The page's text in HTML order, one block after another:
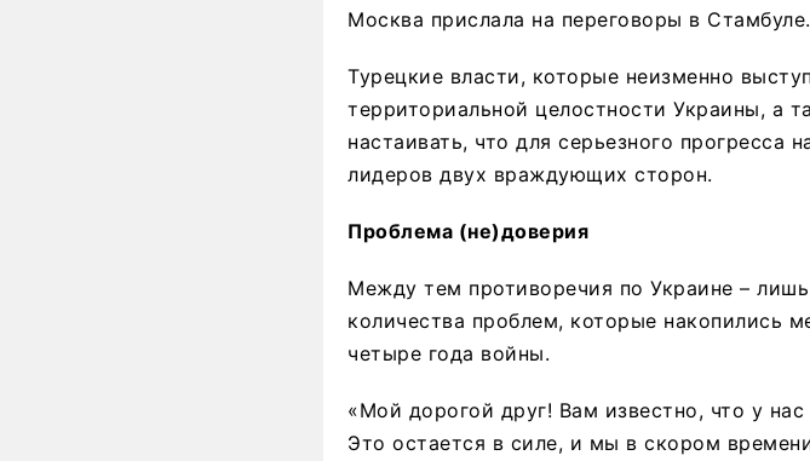
Москва прислала на переговоры в Стамбуле.
Турецкие власти, которые неизменно
территориальной целостности Украины, а
настаивать, что для серьезного прогресса
лидеров двух враждующих сторон.
Проблема (не)доверия
Между тем противоречия по Украине –
количества проблем, которые накопились
четыре года войны.
«Мой дорогой друг! Вам известно, что у
Это остается в силе, и мы в скором